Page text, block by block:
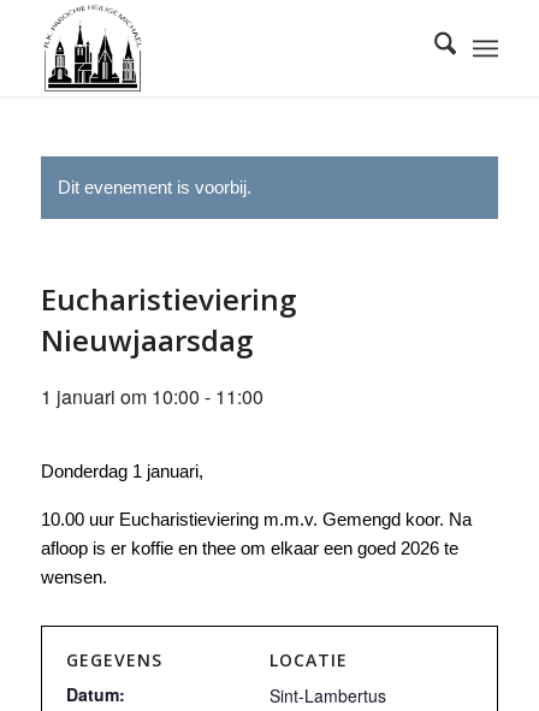
Dit evenement is voorbij.
Eucharistieviering
Nieuwjaarsdag
1 januari om 10:00 - 11:00
Donderdag 1 januari,
10.00 uur Eucharistieviering m.m.v. Gemengd koor. Na
afloop is er koffie en thee om elkaar een goed 2026 te
wensen.
GEGEVENS
Datum:
LOCATIE
Sint-Lambertus